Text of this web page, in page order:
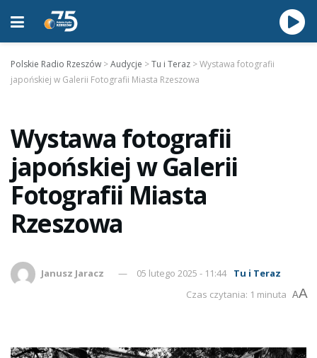
Polskie Radio Rzeszów >Audycje >Tu i Teraz >Wystawa fotografii
japońskiej w Galerii Fotografii Miasta Rzeszowa
Wystawa fotografii
japońskiej w Galerii
Fotografii Miasta
Rzeszowa
Janusz Jaracz 05 lutego 2025 - 11:44 Tu i Teraz
Czas czytania: 1 minuta AA